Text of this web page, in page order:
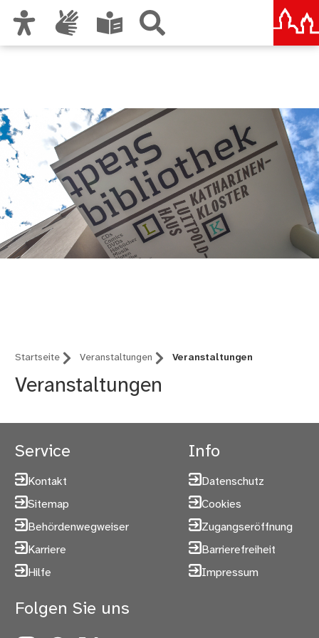
Startseite Veranstaltungen Veranstaltungen
Veranstaltungen
Service
Kontakt
Sitemap
Behördenwegweiser
Karriere
Hilfe
Info
Datenschutz
Cookies
Zugangseröffnung
Barrierefreiheit
Impressum
Folgen Sie uns